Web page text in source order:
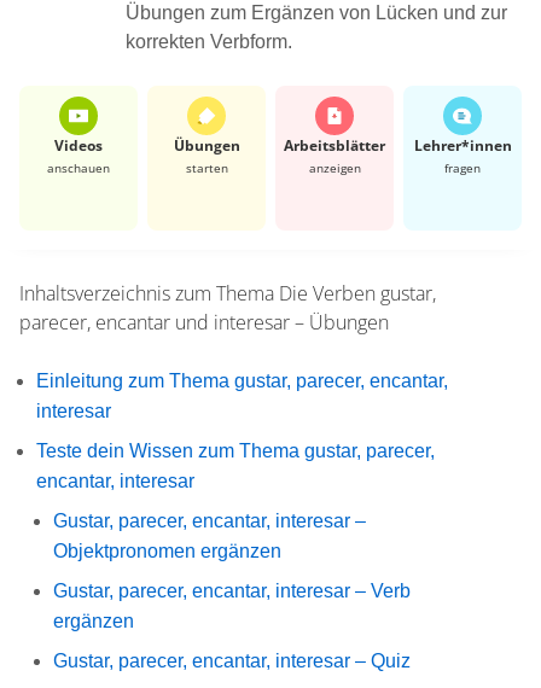
Übungen zum Ergänzen von Lücken und zur
korrekten Verbform.
Videos
anschauen
Übungen
starten
Arbeits­blätter
anzeigen
Lehrer*​innen
fragen
Inhaltsverzeichnis zum Thema Die Verben gustar,
parecer, encantar und interesar – Übungen
Einleitung zum Thema gustar, parecer, encantar,
interesar
Teste dein Wissen zum Thema gustar, parecer,
encantar, interesar
Gustar, parecer, encantar, interesar –
Objektpronomen ergänzen
Gustar, parecer, encantar, interesar – Verb
ergänzen
Gustar, parecer, encantar, interesar – Quiz